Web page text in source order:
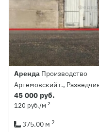
Аренда Производство
Артемовский г.,
45 000 руб.
120 руб./м 2
375.00 м 2